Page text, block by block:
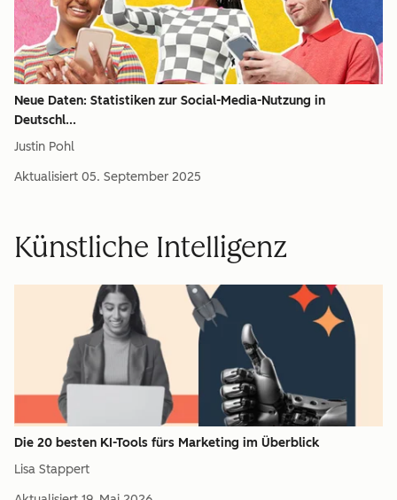
Neue Daten: Statistiken zur Social-Media-Nutzung in
Deutschl...
Justin Pohl
Aktualisiert 05. September 2025
Künstliche Intelligenz
Die 20 besten KI-Tools fürs Marketing im Überblick
Lisa Stappert